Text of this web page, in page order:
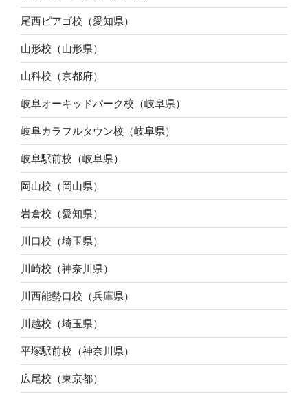
尾西ピアゴ校（愛知県）
山形校（山形県）
山科校（京都府）
岐阜オーキッドパーク校（岐阜県）
岐阜カラフルタウン校（岐阜県）
岐阜駅前校（岐阜県）
岡山校（岡山県）
岩倉校（愛知県）
川口校（埼玉県）
川崎校（神奈川県）
川西能勢口校（兵庫県）
川越校（埼玉県）
平塚駅前校（神奈川県）
広尾校（東京都）